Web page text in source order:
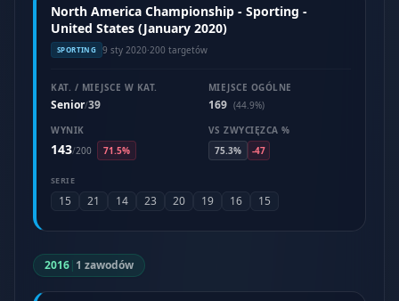
North America Championship - Sporting -
United States (January 2020)
SPORTING 9 sty 2020·200 targetów
KAT. / MIEJSCE W KAT.
Senior/39
MIEJSCE OGÓLNE
169 (44.9%)
WYNIK
143/200 71.5%
VS ZWYCIĘZCA %
75.3%
-47
SERIE
15 21 14 23 20 19 16 15
2016| 1 zawodów